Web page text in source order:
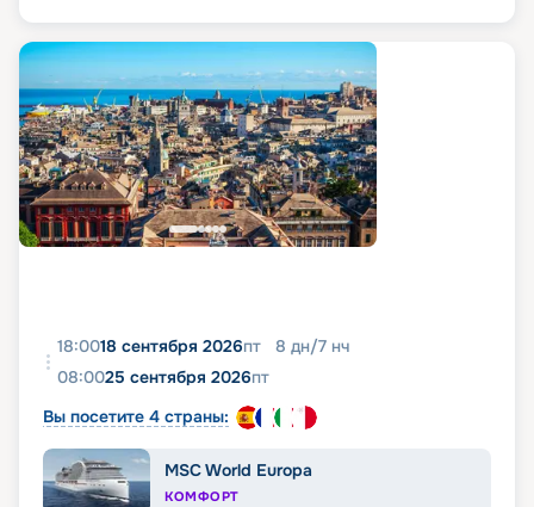
18:0018 сентября 2026пт 8 дн/7 нч
08:0025 сентября 2026пт
Вы посетите 4 страны:
MSC World Europa
КОМФОРТ